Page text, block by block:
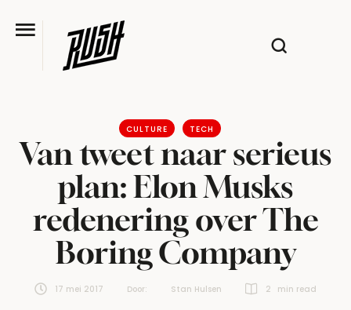
CULTURE TECH
Van tweet naar serieus
plan: Elon Musks
redenering over The
Boring Company
17 mei 2017 Door: Stan Hulsen 2 min read